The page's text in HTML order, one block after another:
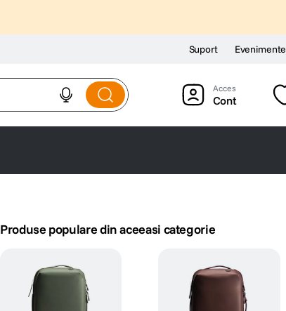
Suport Evenimente
Cont
Produse populare din aceeasi categorie